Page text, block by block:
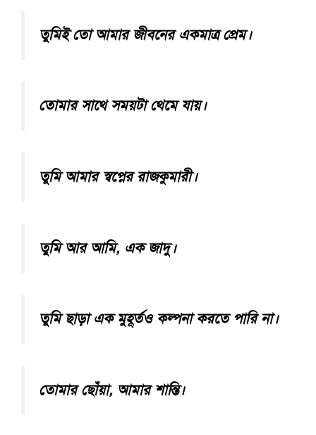
তুমিই তো আমার জীবনের একমাত্র প্রেম।
তোমার সাথে সময়টা থেমে যায়।
তুমি আমার স্বপ্নের রাজকুমারী।
তুমি আর আমি, এক জাদু।
তুমি ছাড়া এক মুহূর্তও কল্পনা করতে পারি না।
তোমার ছোঁয়া, আমার শান্তি।